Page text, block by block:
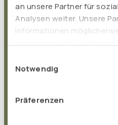
an unsere Partner für
Analysen weiter. Unsere
Informationen
gesammelt haben.
Notwendig
Präferenzen
Deutschland:
+49 (0) 2762 98
+49 (0) 2762 98 36-